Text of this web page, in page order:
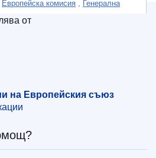
Европейска комисия
Генерална
сигурност“
на Европейския съюз
от
на Европейския съюз